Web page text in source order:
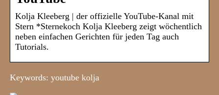
Kolja Kleeberg | der offizielle YouTube-Kanal mit
Stern *Sternekoch Kolja Kleeberg zeigt wöchentlich
neben einfachen Gerichten für jeden Tag auch
Tutorials.
Keywords: youtube kolja